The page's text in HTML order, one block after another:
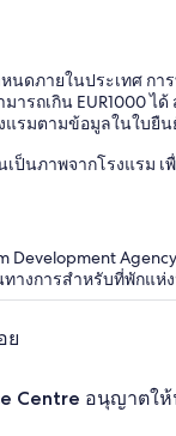
นดภายในประเทศ กา
ารถเกิน EUR1000 ไ
แรมตามข้อมูลในใบยืน
ป็นภาพจากโรงแรม
Development
ทางการสำหรับที่พักแห่
ย
Centre อนุญาตให้